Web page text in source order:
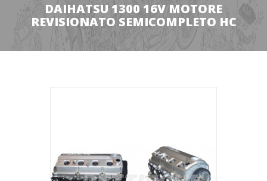
DAIHATSU 1300 16V MOTORE
REVISIONATO SEMICOMPLETO HC